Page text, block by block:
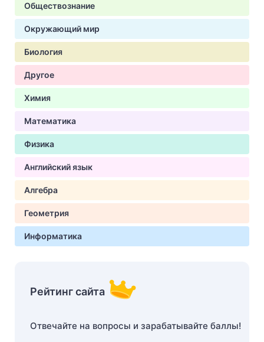
Обществознание
Окружающий мир
Биология
Другое
Химия
Математика
Физика
Английский язык
Алгебра
Геометрия
Информатика
Рейтинг сайта
Отвечайте на вопросы и зарабатывайте баллы!